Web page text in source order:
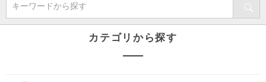
キーワードから探す
カテゴリから探す